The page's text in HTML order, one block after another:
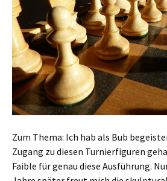
Zum Thema: Ich hab als Bub
Zugang zu diesen Turnierfiguren
Faible für genau diese Ausführung.